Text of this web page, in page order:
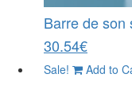
Barre de son
30.54€
Sale! Add to